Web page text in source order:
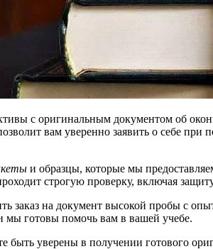
с оригинальным документом об
вам уверенно заявить о себе при
и образцы, которые мы
строгую проверку, включая
заказ на документ высокой пробы с
мы готовы помочь вам в вашей учебе.
быть уверены в получении готового